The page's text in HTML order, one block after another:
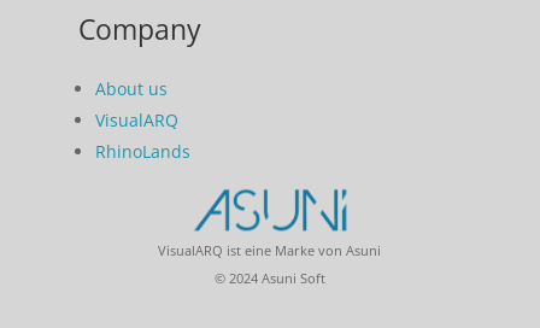
Company
About us
VisualARQ
RhinoLands
VisualARQ ist eine Marke von Asuni
© 2024 Asuni Soft